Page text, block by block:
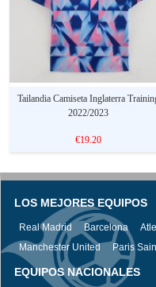
Tailandia Camiseta Inglaterra
2022/2023
€19.20
LOS MEJORES EQUIPOS
Real Madrid Barcelona
Manchester United
Paris
EQUIPOS NACIONALES